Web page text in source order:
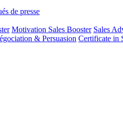
de presse
Motivation Sales Booster Sales
& Persuasion Certificate in